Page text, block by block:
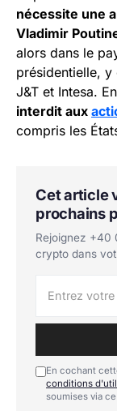
nécessite une
Vladimir
alors dans le
présidentielle, y
J&T et Intesa.
interdit aux
compris les
Cet article
prochains
Rejoignez +40
crypto dans
En cochant
conditions
soumises via